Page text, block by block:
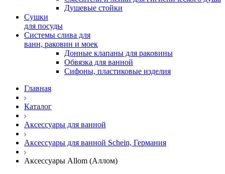
Душевые стойки
Сушки
для посуды
Системы слива для
ванн, раковин и моек
Донные клапаны для раковины
Обвязка для ванной
Сифоны, пластиковые изделия
Главная
Каталог
Аксессуары для ванной
Аксессуары для ванной Schein, Германия
Аксессуары Allom (Аллом)